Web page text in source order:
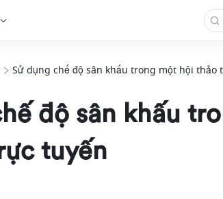
Sử dụng chế độ sân khấu trong một hội thảo
độ sân khấu
tuyến